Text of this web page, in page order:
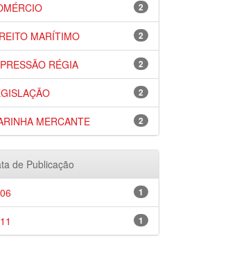
2
2
MARÍTIMO
2
RÉGIA
2
2
MERCANTE
de Publicação
1
1